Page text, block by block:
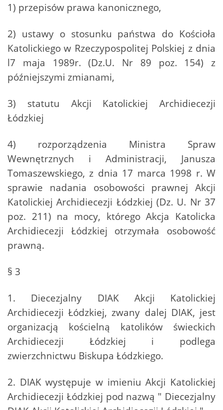
1) przepisów prawa kanonicznego,
2) ustawy o stosunku państwa do Kościoła
Katolickiego w Rzeczypospolitej Polskiej z dnia
l7 maja 1989r. (Dz.U. Nr 89 poz. 154) z
późniejszymi zmianami,
3) statutu Akcji Katolickiej Archidiecezji
Łódzkiej
4) rozporządzenia Ministra Spraw
Wewnętrznych i Administracji, Janusza
Tomaszewskiego, z dnia 17 marca 1998 r. W
sprawie nadania osobowości prawnej Akcji
Katolickiej Archidiecezji Łódzkiej (Dz. U. Nr 37
poz. 211) na mocy, którego Akcja Katolicka
Archidiecezji Łódzkiej otrzymała osobowość
prawną.
§ 3
1. Diecezjalny DIAK Akcji Katolickiej
Archidiecezji Łódzkiej, zwany dalej DIAK, jest
organizacją kościelną katolików świeckich
Archidiecezji Łódzkiej i podlega
zwierzchnictwu Biskupa Łódzkiego.
2. DIAK występuje w imieniu Akcji Katolickiej
Archidiecezji Łódzkiej pod nazwą " Diecezjalny